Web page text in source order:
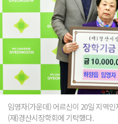
임영자(가운데) 어르신이 20일 지역
(재)경산시장학회에 기탁했다.